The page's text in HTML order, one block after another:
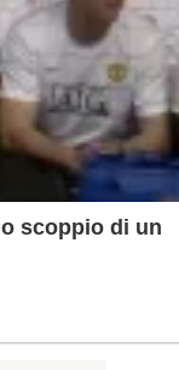
scoppio di un